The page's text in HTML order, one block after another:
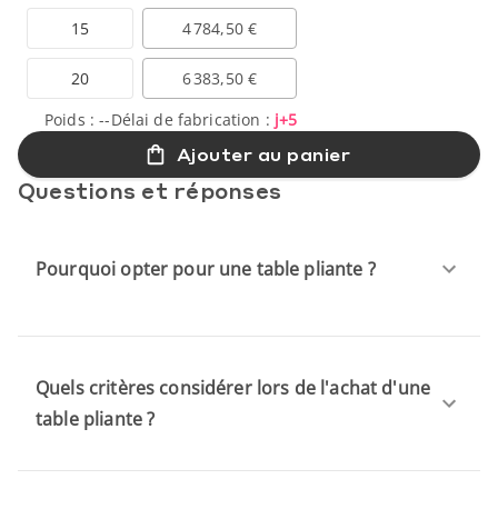
15
20
4 784,50 €
6 383,50 €
Poids :--Délai de fabrication : j+5
Ajouter au panier
Questions et réponses
Pourquoi opter pour une table pliante ?
Quels critères considérer lors de l'achat d'une
table pliante ?